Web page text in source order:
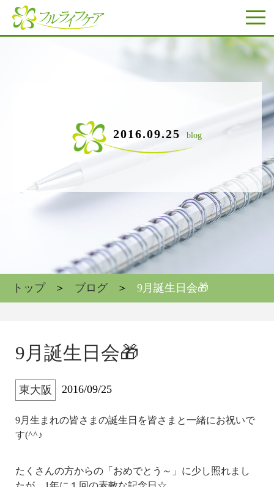
2016.09.25 blog
トップ ブログ 9月誕生日会🎁
9月誕生日会🎁
東大阪 2016/09/25
9月生まれの皆さまの誕生日を皆さまと一緒にお祝いで
す(^^♪
たくさんの方からの「おめでとう～」に少し照れまし